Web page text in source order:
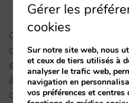
Chez Mirai, nous nous
continue de notre
exemple sont ces cinq
à vos clients de lire plus
durant le processus de
Gérer les
cookies
Sur notre site web, nous
et ceux de tiers utilisés à
analyser le trafic web,
navigation en
vos préférences et